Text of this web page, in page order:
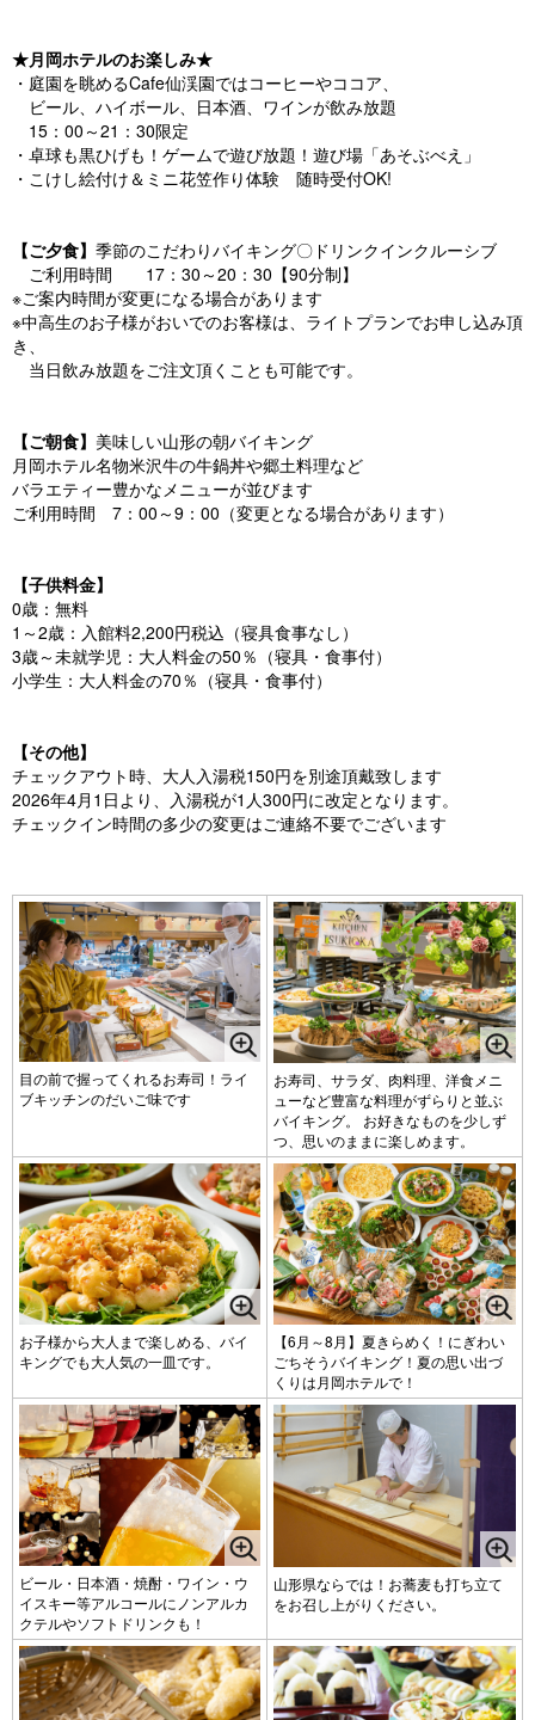
★月岡ホテルのお楽しみ★
・庭園を眺めるCafe仙渓園ではコーヒーやココア、
ビール、ハイボール、日本酒、ワインが飲み放題
15：00～21：30限定
・卓球も黒ひげも！ゲームで遊び放題！遊び場「あそぶべえ」
・こけし絵付け＆ミニ花笠作り体験 随時受付OK!
【ご夕食】 季節のこだわりバイキング〇ドリンクインクルーシブ
ご利用時間 17：30～20：30【90分制】
※ご案内時間が変更になる場合があります
※中高生のお子様がおいでのお客様は、ライトプランでお申し込み頂
き、
当日飲み放題をご注文頂くことも可能です。
【ご朝食】 美味しい山形の朝バイキング
月岡ホテル名物米沢牛の牛鍋丼や郷土料理など
バラエティー豊かなメニューが並びます
ご利用時間 7：00～9：00（変更となる場合があります）
【子供料金】
0歳：無料
1～2歳：入館料2,200円税込（寝具食事なし）
3歳～未就学児：大人料金の50％（寝具・食事付）
小学生：大人料金の70％（寝具・食事付）
【その他】
チェックアウト時、大人入湯税150円を別途頂戴致します
2026年4月1日より、入湯税が1人300円に改定となります。
チェックイン時間の多少の変更はご連絡不要でございます
目の前で握ってくれるお寿司！ライ
ブキッチンのだいご味です
お寿司、サラダ、肉料理、洋食メニ
ューなど豊富な料理がずらりと並ぶ
バイキング。 お好きなものを少しず
つ、思いのままに楽しめます。
お子様から大人まで楽しめる、バイ
キングでも大人気の一皿です。
【6月～8月】夏きらめく！にぎわい
ごちそうバイキング！夏の思い出づ
くりは月岡ホテルで！
ビール・日本酒・焼酎・ワイン・ウ
イスキー等アルコールにノンアルカ
クテルやソフトドリンクも！
山形県ならでは！お蕎麦も打ち立て
をお召し上がりください。